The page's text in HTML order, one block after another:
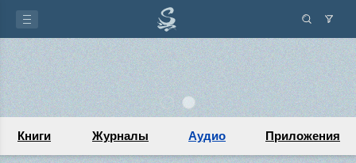
Книги Журналы Аудио Приложения